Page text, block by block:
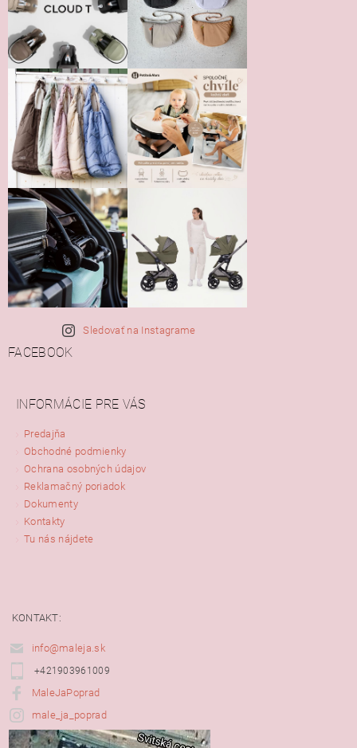
Vložením hodnotenie súhlasíte s
podmienkami ochrany
osobných údajov
Sledovať na Instagrame
FACEBOOK
INFORMÁCIE PRE VÁS
Predajňa
Obchodné podmienky
Ochrana osobných údajov
Reklamačný poriadok
Dokumenty
Kontakty
Tu nás nájdete
KONTAKT:
info@maleja.sk
+421903961009
MaleJaPoprad
male_ja_poprad